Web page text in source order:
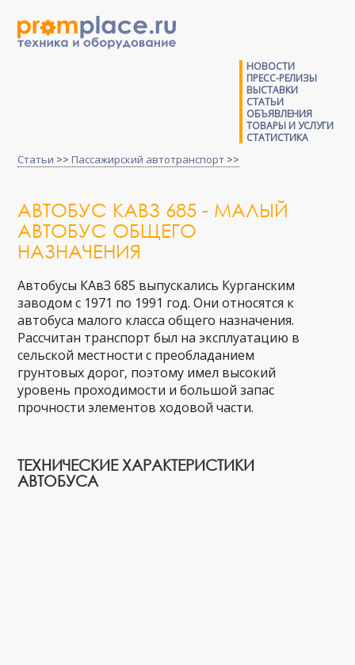
НОВОСТИ
ПРЕСС-РЕЛИЗЫ
ВЫСТАВКИ
СТАТЬИ
ОБЪЯВЛЕНИЯ
ТОВАРЫ И УСЛУГИ
СТАТИСТИКА
Статьи >> Пассажирский автотранспорт >>
АВТОБУС КАВЗ 685 - МАЛЫЙ
АВТОБУС ОБЩЕГО
НАЗНАЧЕНИЯ
Автобусы КАвЗ 685 выпускались Курганским
заводом с 1971 по 1991 год. Они относятся к
автобуса малого класса общего назначения.
Рассчитан транспорт был на эксплуатацию в
сельской местности с преобладанием
грунтовых дорог, поэтому имел высокий
уровень проходимости и большой запас
прочности элементов ходовой части.
ТЕХНИЧЕСКИЕ ХАРАКТЕРИСТИКИ
АВТОБУСА